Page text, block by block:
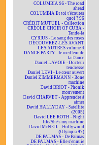
COLUMBIA 96 - The road
ahead
COLUMBIA Et toi t'écoutes
quoi ? 96
CRÉDIT MUTUEL - Collection
CRÉOLE CHOIR OF CUBA -
Tande-la
CYRIUS - Le sang des roses
DÉCOUVREZ-LES AVANT
LES AUTRES volume 4
DANCE PARTY - le meilleur de
la Dance
Daniel LAVOIE - Docteur
tendresse
Daniel LEVI - Le cœur ouvert
Daniel ZIMMERMANN - Bone
machine
David BRIOT - Phonik
mouvement
David CHARVET - Apprendre à
aimer
David HALLYDAY - Satellite
(2005)
David LEE ROTH - Night
life/She's my machine
David McNEIL - Hollywood
(Olympia 97)
DE PALMAS - De Palmas
DE PALMAS - Elle s'ennuie